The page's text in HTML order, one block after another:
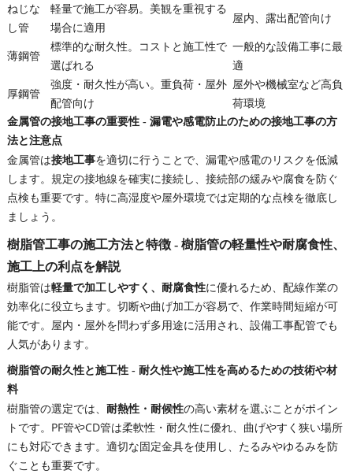
ねじな
し管
軽量で施工が容易。美観を重視する
場合に適用
屋内、露出配管向け
薄鋼管
標準的な耐久性。コストと施工性で
選ばれる
一般的な設備工事に最
適
厚鋼管
強度・耐久性が高い。重負荷・屋外
配管向け
屋外や機械室など高負
荷環境
金属管の接地工事の重要性 - 漏電や感電防止のための接地工事の方
法と注意点
金属管は接地工事を適切に行うことで、漏電や感電のリスクを低減
します。規定の接地線を確実に接続し、接続部の緩みや腐食を防ぐ
点検も重要です。特に高湿度や屋外環境では定期的な点検を徹底し
ましょう。
樹脂管工事の施工方法と特徴 - 樹脂管の軽量性や耐腐食性、
施工上の利点を解説
樹脂管は軽量で加工しやすく、耐腐食性に優れるため、配線作業の
効率化に役立ちます。切断や曲げ加工が容易で、作業時間短縮が可
能です。屋内・屋外を問わず多用途に活用され、設備工事配管でも
人気があります。
樹脂管の耐久性と施工性 - 耐久性や施工性を高めるための技術や材
料
樹脂管の選定では、 耐熱性・耐候性の高い素材を選ぶことがポイン
トです。PF管やCD管は柔軟性・耐久性に優れ、曲げやすく狭い場所
にも対応できます。適切な固定金具を使用し、たるみやゆるみを防
ぐことも重要です。